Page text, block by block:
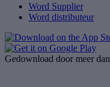
Word Supplier
Word distributeur
Gedownload door meer dan